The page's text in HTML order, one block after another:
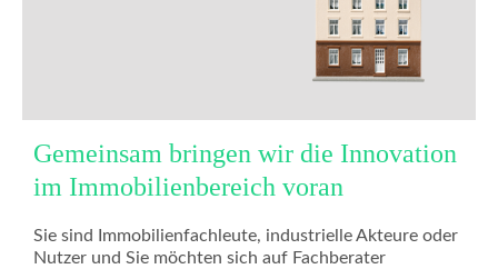
Gemeinsam bringen wir die Innovation
im Immobilienbereich voran
Sie sind Immobilienfachleute, industrielle Akteure oder
Nutzer und Sie möchten sich auf Fachberater